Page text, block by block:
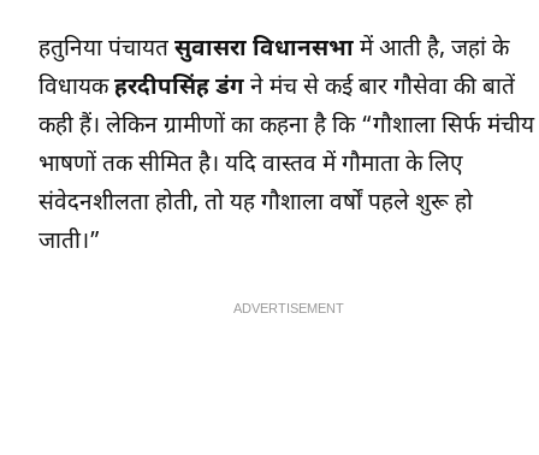
हतुनिया पंचायत सुवासरा विधानसभा में आती है, जहां के
विधायकहरदीपसिंह डंग ने मंच से कई बार गौसेवा की बातें
कही हैं। लेकिन ग्रामीणों का कहना है कि “गौशाला सिर्फ मंचीय
भाषणों तक सीमित है। यदि वास्तव में गौमाता के लिए
संवेदनशीलता होती, तो यह गौशाला वर्षों पहले शुरू हो
जाती।”
ADVERTISEMENT